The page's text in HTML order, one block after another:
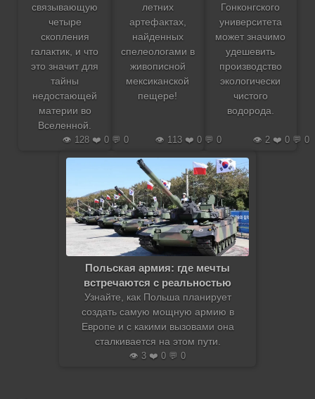
связывающую
четыре
скопления
галактик, и что
это значит для
тайны
недостающей
материи во
Вселенной.
👁️ 128 ❤️ 0 💬 0
летних
артефактах,
найденных
спелеологами в
живописной
мексиканской
пещере!
👁️ 113 ❤️ 0 💬 0
Гонконгского
университета
может значимо
удешевить
производство
экологически
чистого
водорода.
👁️ 2 ❤️ 0 💬 0
Польская армия: где мечты
встречаются с реальностью
Узнайте, как Польша планирует
создать самую мощную армию в
Европе и с какими вызовами она
сталкивается на этом пути.
👁️ 3 ❤️ 0 💬 0